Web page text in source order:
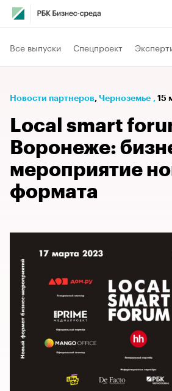
Все выпуски Спецпроект
Новости партнеров⁠, Черноземье , 15
Local smart
Воронеже:
мероприятие
формата